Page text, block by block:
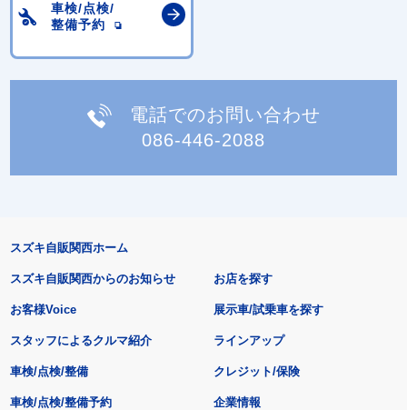
車検/点検/
整備予約
電話でのお問い合わせ
086-446-2088
スズキ自販関西ホーム
スズキ自販関西からのお知らせ
お客様Voice
スタッフによるクルマ紹介
お店を探す
展示車/試乗車を探す
ラインアップ
車検/点検/整備 クレジット/保険
車検/点検/整備予約 企業情報